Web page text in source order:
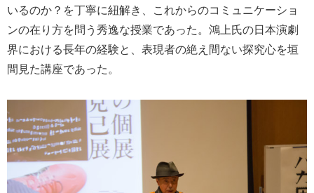
いるのか？を丁寧に紐解き、これからのコミュニケーショ
ンの在り方を問う秀逸な授業であった。鴻上氏の日本演劇
界における長年の経験と、表現者の絶え間ない探究心を垣
間見た講座であった。